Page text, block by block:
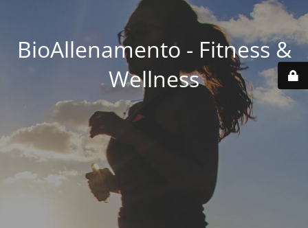
BioAllenamento - Fitness &
Wellness